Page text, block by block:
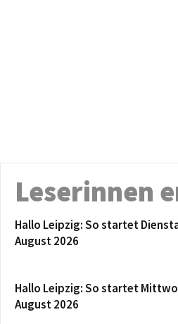
Leserinnen
Hallo Leipzig: So startet
August 2026
Hallo Leipzig: So startet
August 2026